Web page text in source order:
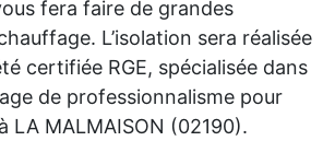
fera faire de grandes
L’isolation sera réalisée
certifiée RGE, spécialisée dans
de professionnalisme pour
LA MALMAISON (02190).